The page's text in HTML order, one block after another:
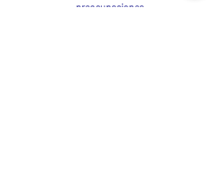
preocupaciones.